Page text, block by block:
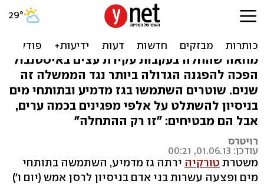
מהומות בטורקיה: "אין פה
ממשלה, יש רק ארדואן"
מחאה שהחלה בעקבות עקירת עצים באיסטנבול
הפכה להפגנה הגדולה ביותר נגד הממשלה זה
שנים. שוטרים השתמשו בגז מדמיע ובתותחי מים
בניסיון להשתלט על אלפי מפגינים בכמה ערים,
אבל הם מבטיחים: "זו רק ההתחלה"
רויטרס
עודכן: 01.06.13, 00:21
משטרתטורקיה ירתה גז מדמיע, השתמשה בתותחי
מים ופצעה עשרות בני אדם בניסיון לרסן אמש (יום ו')